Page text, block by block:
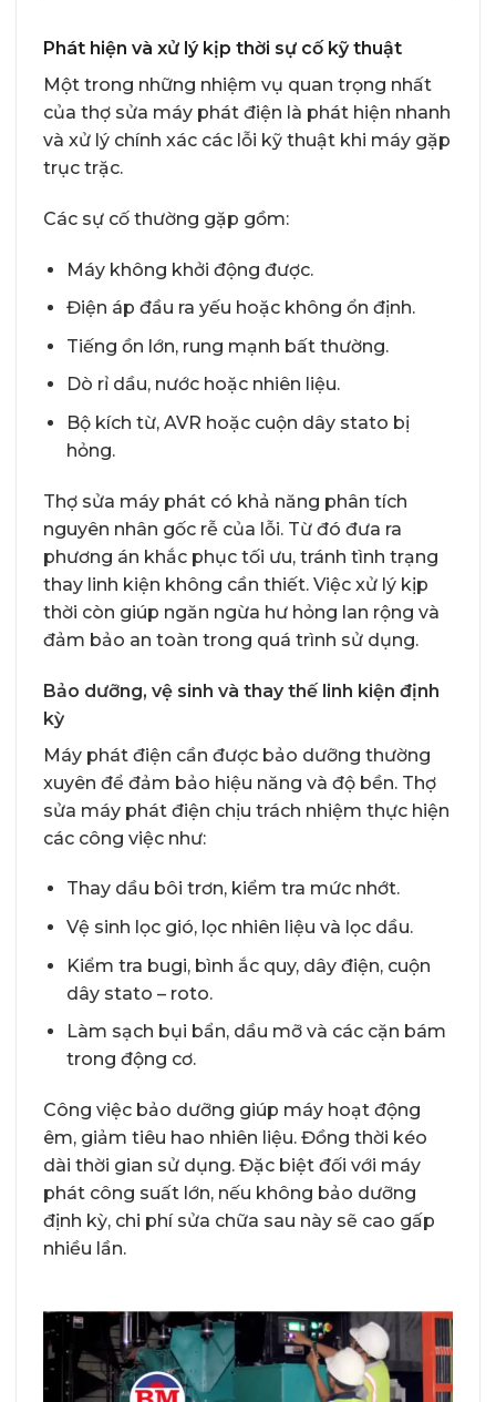
Phát hiện và xử lý kịp thời sự cố kỹ thuật
Một trong những nhiệm vụ quan trọng nhất
của thợ sửa máy phát điện là phát hiện nhanh
và xử lý chính xác các lỗi kỹ thuật khi máy gặp
trục trặc.
Các sự cố thường gặp gồm:
Máy không khởi động được.
Điện áp đầu ra yếu hoặc không ổn định.
Tiếng ồn lớn, rung mạnh bất thường.
Dò rỉ dầu, nước hoặc nhiên liệu.
Bộ kích từ, AVR hoặc cuộn dây stato bị
hỏng.
Thợ sửa máy phát có khả năng phân tích
nguyên nhân gốc rễ của lỗi. Từ đó đưa ra
phương án khắc phục tối ưu, tránh tình trạng
thay linh kiện không cần thiết. Việc xử lý kịp
thời còn giúp ngăn ngừa hư hỏng lan rộng và
đảm bảo an toàn trong quá trình sử dụng.
Bảo dưỡng, vệ sinh và thay thế linh kiện định
kỳ
Máy phát điện cần được bảo dưỡng thường
xuyên để đảm bảo hiệu năng và độ bền. Thợ
sửa máy phát điện chịu trách nhiệm thực hiện
các công việc như:
Thay dầu bôi trơn, kiểm tra mức nhớt.
Vệ sinh lọc gió, lọc nhiên liệu và lọc dầu.
Kiểm tra bugi, bình ắc quy, dây điện, cuộn
dây stato – roto.
Làm sạch bụi bẩn, dầu mỡ và các cặn bám
trong động cơ.
Công việc bảo dưỡng giúp máy hoạt động
êm, giảm tiêu hao nhiên liệu. Đồng thời kéo
dài thời gian sử dụng. Đặc biệt đối với máy
phát công suất lớn, nếu không bảo dưỡng
định kỳ, chi phí sửa chữa sau này sẽ cao gấp
nhiều lần.